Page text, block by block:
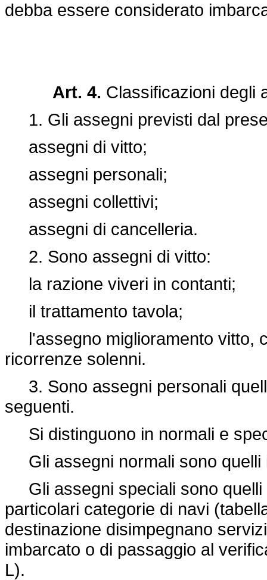
debba essere considerato
Art. 4. Classificazioni degli
1. Gli assegni previsti dal
assegni di vitto;
assegni personali;
assegni collettivi;
assegni di cancelleria.
2. Sono assegni di vitto:
la razione viveri in contanti;
il trattamento tavola;
l'assegno miglioramento vitto,
ricorrenze solenni.
3. Sono assegni personali
seguenti.
Si distinguono in normali e
Gli assegni normali sono quelli
Gli assegni speciali sono quelli
particolari categorie di navi
destinazione disimpegnano
imbarcato o di passaggio al
L).